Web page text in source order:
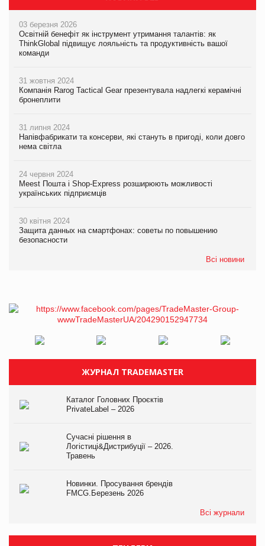
03 березня 2026
Освітній бенефіт як інструмент утримання талантів: як
ThinkGlobal підвищує лояльність та продуктивність вашої
команди
31 жовтня 2024
Компанія Rarog Tactical Gear презентувала надлегкі керамічні
бронеплити
31 липня 2024
Напівфабрикати та консерви, які стануть в пригоді, коли довго
нема світла
24 червня 2024
Meest Пошта і Shop-Express розширюють можливості
українських підприємців
30 квітня 2024
Защита данных на смартфонах: советы по повышению
безопасности
Всі новини
ЖУРНАЛ TRADEMASTER
Каталог Головних Проєктів
PrivateLabel – 2026
Сучасні рішення в
Логістиці&Дистрибуції – 2026.
Травень
Новинки. Просування брендів
FMCG.Березень 2026
Всі журнали